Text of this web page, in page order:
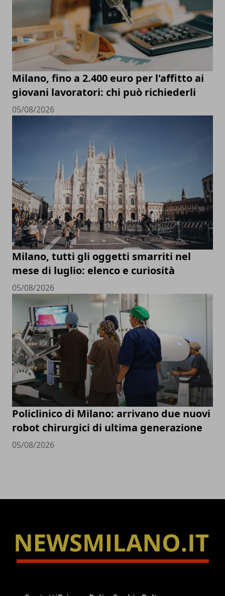
Milano, fino a 2.400 euro per l'affitto ai
giovani lavoratori: chi può richiederli
05/08/2026
Milano, tutti gli oggetti smarriti nel
mese di luglio: elenco e curiosità
05/08/2026
Policlinico di Milano: arrivano due nuovi
robot chirurgici di ultima generazione
05/08/2026